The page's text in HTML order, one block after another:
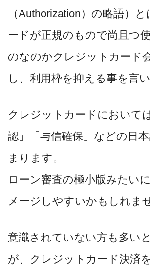
（Authorization）の略語）
ードが正規のもので尚且つ
のなのかクレジットカード
し、利用枠を抑える事を言い
クレジットカードにおいて
認」「与信確保」などの日
まります。
ローン審査の極小版みたい
メージしやすいかもしれま
意識されていない方も多い
が、クレジットカード決済